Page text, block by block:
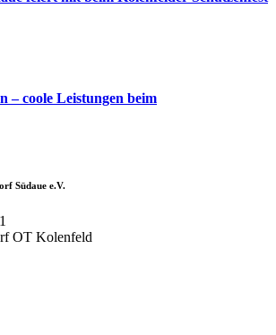
– coole Leistungen beim
Südaue e.V.
OT Kolenfeld